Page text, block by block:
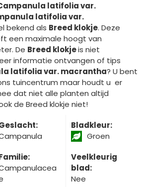
latifolia var.
latifolia var.
bekend als Breed klokje. Deze
een maximale hoogt van
De Breed klokjeis niet
informatie ontvangen of tips
latifolia var. macrantha? U bent
tuincentrum maar houdt u er
dat niet alle planten altijd
de Breed klokje niet!
Bladkleur:
Groen
Veelkleurig
blad:
Nee